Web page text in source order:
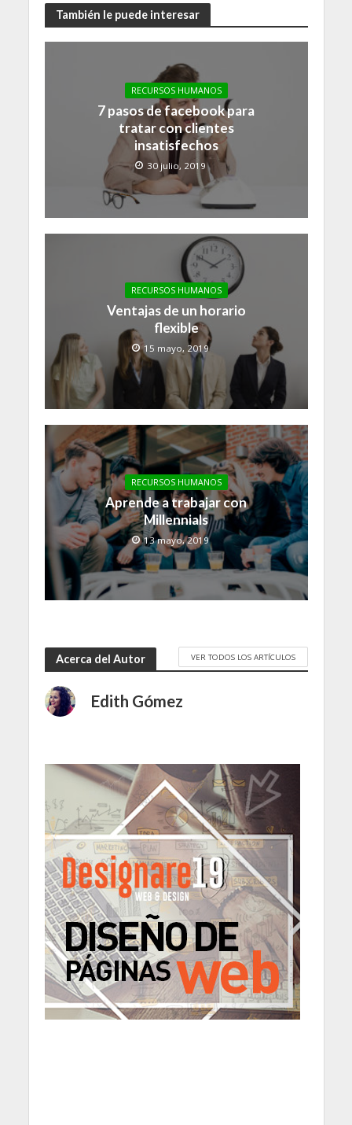
También le puede interesar
RECURSOS HUMANOS
7 pasos de facebook para
tratar con clientes
insatisfechos
30 julio, 2019
RECURSOS HUMANOS
Ventajas de un horario
flexible
15 mayo, 2019
RECURSOS HUMANOS
Aprende a trabajar con
Millennials
13 mayo, 2019
Acerca del Autor VER TODOS LOS ARTÍCULOS
Edith Gómez